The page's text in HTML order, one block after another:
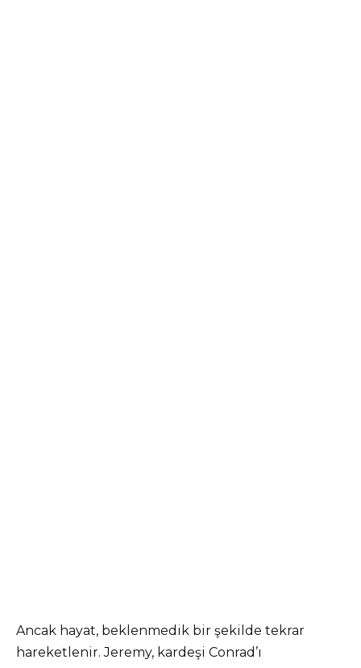
Ancak hayat, beklenmedik bir şekilde tekrar
hareketlenir. Jeremy, kardeşi Conrad’ı